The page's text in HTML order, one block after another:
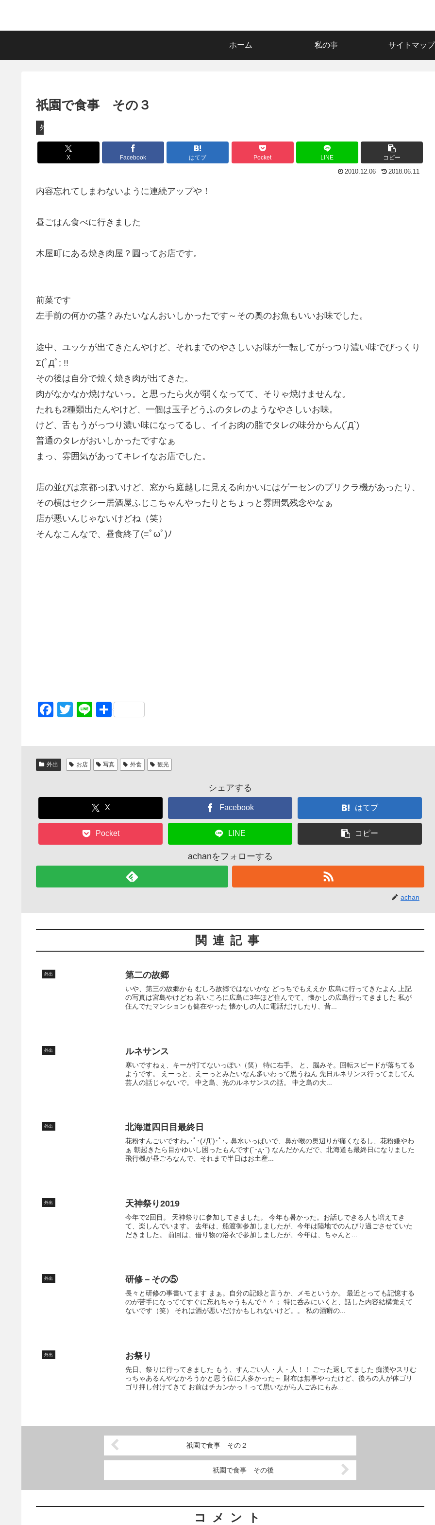
ホーム 私の事 サイトマップ
祇園で食事 その３
外出
X Facebook はてブ Pocket LINE コピー
2010.12.06 2018.06.11
内容忘れてしまわないように連続アップや！
昼ごはん食べに行きました
木屋町にある焼き肉屋？圓ってお店です。
前菜です
左手前の何かの茎？みたいなんおいしかったです～その奥のお魚もいいお味でした。
途中、ユッケが出てきたんやけど、それまでのやさしいお味が一転してがっつり濃い味でびっくり
Σ(ﾟДﾟ; !!
その後は自分で焼く焼き肉が出てきた。
肉がなかなか焼けないっ。と思ったら火が弱くなってて、そりゃ焼けませんな。
たれも2種類出たんやけど、一個は玉子どうふのタレのようなやさしいお味。
けど、舌もうがっつり濃い味になってるし、イイお肉の脂でタレの味分からん(´Д`)
普通のタレがおいしかったですなぁ
まっ、雰囲気があってキレイなお店でした。
店の並びは京都っぽいけど、窓から庭越しに見える向かいにはゲーセンのプリクラ機があったり、
その横はセクシー居酒屋ふじこちゃんやったりとちょっと雰囲気残念やなぁ
店が悪いんじゃないけどね（笑）
そんなこんなで、昼食終了(=ﾟωﾟ)ﾉ
F
e
b
o
k
T
er
Li 共
外出 お店 写真 外食 観光
シェアする
X Facebook はてブ
Pocket LINE コピー
achanをフォローする
achan
関連記事
外出 第二の故郷
いや、第三の故郷かも むしろ故郷ではないかな どっちでもええか 広島に行ってきたよん 上記
の写真は宮島やけどね 若いころに広島に3年ほど住んでて、懐かしの広島行ってきました 私が
住んでたマンションも健在やった 懐かしの人に電話だけしたり、昔...
外出 ルネサンス
寒いですねぇ、キーが打てないっぽい（笑） 特に右手。 と、脳みそ。回転スピードが落ちてる
ようです。 えーっと、えーっとみたいなん多いわって思うねん 先日ルネサンス行ってましてん
芸人の話じゃないで。 中之島、光のルネサンスの話。 中之島の大...
外出 北海道四日目最終日
花粉すんごいですわ｡･ﾟ･(ﾉД`)･ﾟ･｡ 鼻水いっぱいで、鼻か喉の奥辺りが痛くなるし、花粉嫌やわ
ぁ 朝起きたら目かゆいし困ったもんです(´･д･`) なんだかんだで、北海道も最終日になりました
飛行機が昼ごろなんで、それまで半日はお土産...
外出 天神祭り2019
今年で2回目。 天神祭りに参加してきました。 今年も暑かった。お話しできる人も増えてき
て、楽しんでいます。 去年は、船渡御参加しましたが、今年は陸地でのんびり過ごさせていた
だきました。 前回は、借り物の浴衣で参加しましたが、今年は、ちゃんと...
外出 研修－その⑤
長々と研修の事書いてます まぁ。自分の記録と言うか、メモというか。 最近とっても記憶する
のが苦手になっててすぐに忘れちゃうもんで＾＾； 特に呑みにいくと、話した内容結構覚えて
ないです（笑） それは酒が悪いだけかもしれないけど。。 私の酒癖の...
外出 お祭り
先日、祭りに行ってきました もう、すんごい人・人・人！！ ごった返してました 痴漢やスリむ
っちゃあるんやなかろうかと思う位に人多かった～ 財布は無事やったけど、後ろの人が体ゴリ
ゴリ押し付けてきて お前はチカンかっ！って思いながら人ごみにもみ...
祇園で食事 その２
祇園で食事 その後
コメント